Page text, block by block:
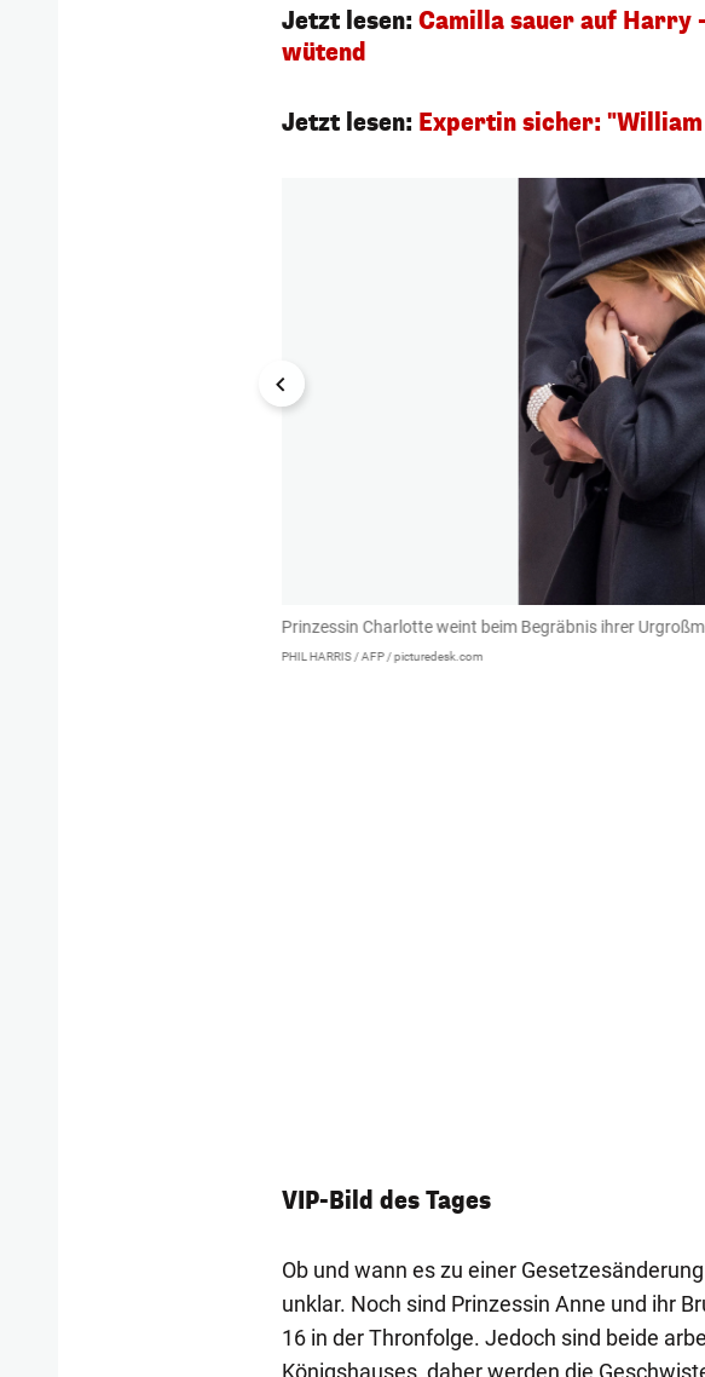
Jetzt lesen: Camilla sauer auf Harry
wütend
Jetzt lesen: Expertin sicher:
Prinzessin Charlotte weint beim Begräbnis ihrer
PHIL HARRIS / AFP / picturedesk.com
VIP-Bild des Tages
Ob und wann es zu einer
unklar. Noch sind Prinzessin Anne und ihr
16 in der Thronfolge. Jedoch sind beide
Königshauses, daher werden die